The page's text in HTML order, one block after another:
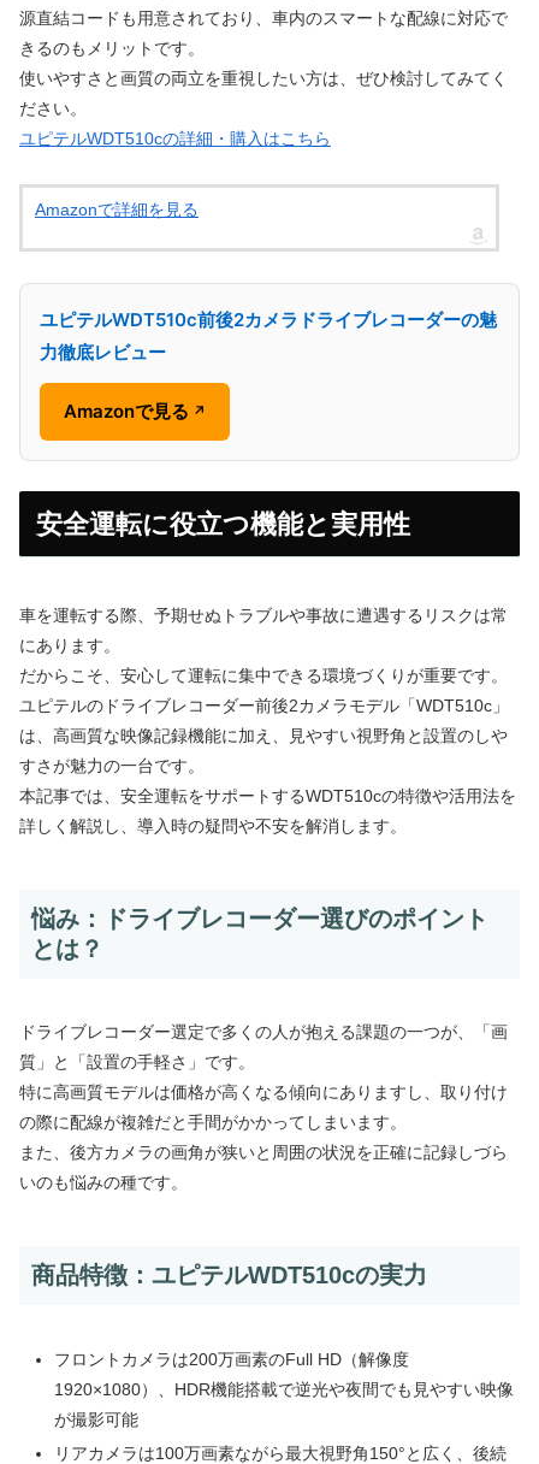
源直結コードも用意されており、車内のスマートな配線に対応で
きるのもメリットです。
使いやすさと画質の両立を重視したい方は、ぜひ検討してみてく
ださい。
ユピテルWDT510cの詳細・購入はこちら
Amazonで詳細を見る
ユピテルWDT510c前後2カメラドライブレコーダーの魅
力徹底レビュー
Amazonで見る ↗
安全運転に役立つ機能と実用性
車を運転する際、予期せぬトラブルや事故に遭遇するリスクは常
にあります。
だからこそ、安心して運転に集中できる環境づくりが重要です。
ユピテルのドライブレコーダー前後2カメラモデル「WDT510c」
は、高画質な映像記録機能に加え、見やすい視野角と設置のしや
すさが魅力の一台です。
本記事では、安全運転をサポートするWDT510cの特徴や活用法を
詳しく解説し、導入時の疑問や不安を解消します。
悩み：ドライブレコーダー選びのポイント
とは？
ドライブレコーダー選定で多くの人が抱える課題の一つが、「画
質」と「設置の手軽さ」です。
特に高画質モデルは価格が高くなる傾向にありますし、取り付け
の際に配線が複雑だと手間がかかってしまいます。
また、後方カメラの画角が狭いと周囲の状況を正確に記録しづら
いのも悩みの種です。
商品特徴：ユピテルWDT510cの実力
フロントカメラは200万画素のFull HD（解像度
1920×1080）、HDR機能搭載で逆光や夜間でも見やすい映像
が撮影可能
リアカメラは100万画素ながら最大視野角150°と広く、後続